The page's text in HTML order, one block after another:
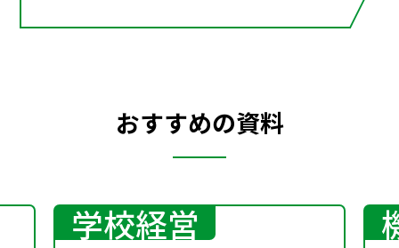
おすすめの資料
学校経営